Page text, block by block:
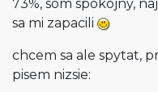
73%, som spokojny,
sa mi zapacili
chcem sa ale spytat,
pisem nizsie: